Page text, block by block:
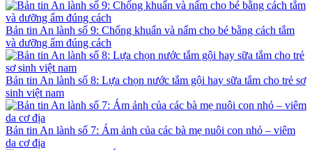
Bản tin An lành số 9: Chống khuẩn và nấm cho bé bằng cách tắm
và dưỡng ẩm đúng cách
Bản tin An lành số 8: Lựa chọn nước tắm gội hay sữa tắm cho trẻ sơ
sinh việt nam
Bản tin An lành số 7: Ám ảnh của các bà mẹ nuôi con nhỏ – viêm
da cơ địa